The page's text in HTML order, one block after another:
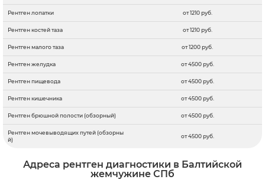
Рентген лопатки от 1210 руб.
Рентген костей таза от 1210 руб.
Рентген малого таза от 1200 руб.
Рентген желудка от 4500 руб.
Рентген пищевода от 4500 руб.
Рентген кишечника от 4500 руб.
Рентген брюшной полости (обзорный) от 4500 руб.
Рентген мочевыводящих путей (обзорны
й)
от 4500 руб.
Адреса рентген диагностики в Балтийской
жемчужине СПб